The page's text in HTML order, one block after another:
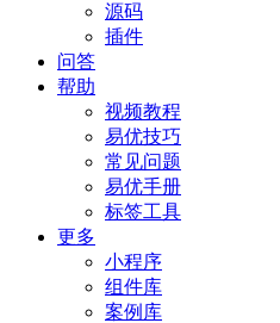
源码
插件
问答
帮助
视频教程
易优技巧
常见问题
易优手册
标签工具
更多
小程序
组件库
案例库